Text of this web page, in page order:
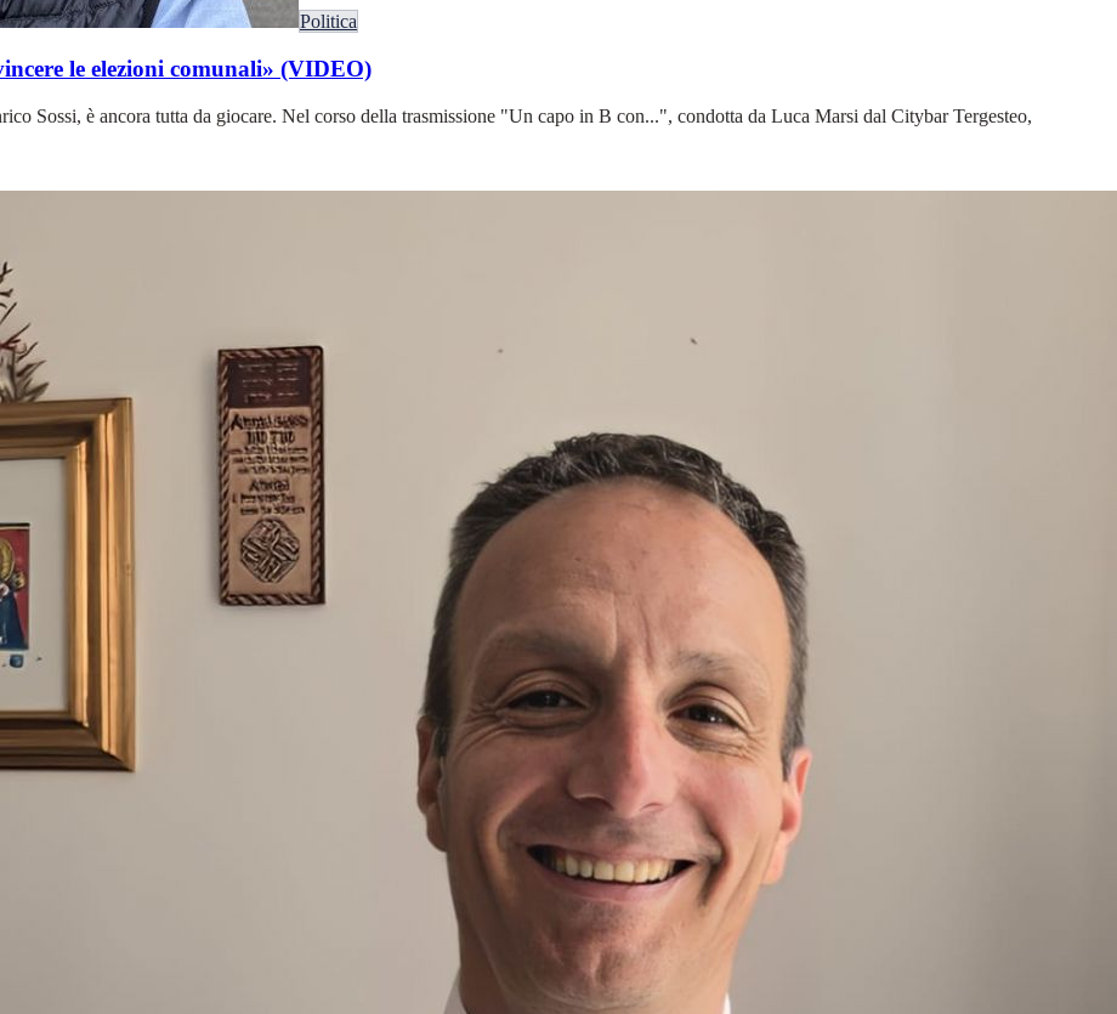
Politica
le elezioni comunali» (VIDEO)
Sossi, è ancora tutta da giocare. Nel corso della trasmissione "Un capo in B con...", condotta da Luca Marsi dal Citybar Tergesteo,